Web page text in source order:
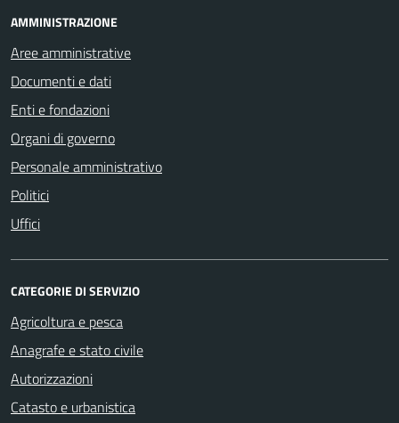
AMMINISTRAZIONE
Aree amministrative
Documenti e dati
Enti e fondazioni
Organi di governo
Personale amministrativo
Politici
Uffici
CATEGORIE DI SERVIZIO
Agricoltura e pesca
Anagrafe e stato civile
Autorizzazioni
Catasto e urbanistica